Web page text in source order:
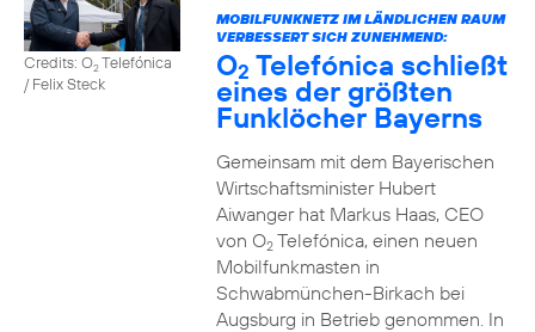
Credits: O2Telefónica
/ Felix Steck
MOBILFUNKNETZ IM LÄNDLICHEN RAUM
VERBESSERT SICH ZUNEHMEND:
O2 Telefónica schließt
eines der größten
Funklöcher Bayerns
Gemeinsam mit dem Bayerischen
Wirtschaftsminister Hubert
Aiwanger hat Markus Haas, CEO
von O2Telefónica, einen neuen
Mobilfunkmasten in
Schwabmünchen-Birkach bei
Augsburg in Betrieb genommen. In